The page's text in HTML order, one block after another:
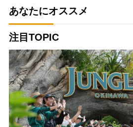
あなたにオススメ
注目TOPIC